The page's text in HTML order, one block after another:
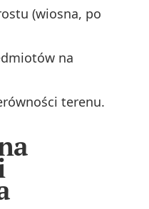
(wiosna, po
na
terenu.